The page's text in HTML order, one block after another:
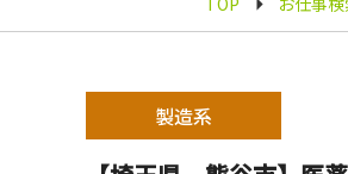
製造系